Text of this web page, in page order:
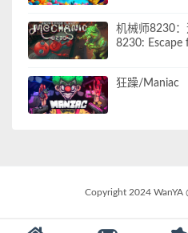
机械师8230
8230: Escape
狂躁/Maniac
Copyright 2024 WanYA